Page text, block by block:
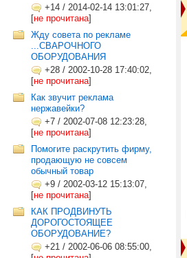
+14 / 2014-02-14 13:01:27,
[не прочитана]
Жду совета по рекламе
...СВАРОЧНОГО
ОБОРУДОВАНИЯ
+28 / 2002-10-28 17:40:02,
[не прочитана]
Как звучит реклама
нержавейки?
+7 / 2002-07-08 12:23:28,
[не прочитана]
Помогите раскрутить фирму,
продающую не совсем
обычный товар
+9 / 2002-03-12 15:13:07,
[не прочитана]
КАК ПРОДВИНУТЬ
ДОРОГОСТОЯЩЕЕ
ОБОРУДОВАНИЕ?
+21 / 2002-06-06 08:55:00,